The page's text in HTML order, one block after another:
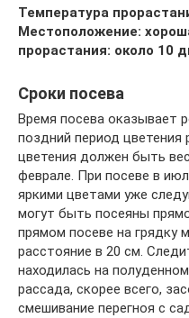
Температура
Местоположение:
прорастания: около 10
Сроки посева
Время посева оказывает
поздний период цветения
цветения должен быть
феврале. При посеве в
яркими цветами уже
могут быть посеяны
прямом посеве на грядку
расстояние в 20 см.
находилась на
рассада, скорее всего,
смешивание перегноя с